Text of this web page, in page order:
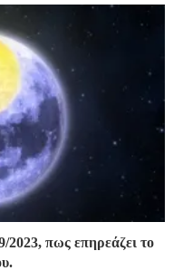
2023, πως επηρεάζει το